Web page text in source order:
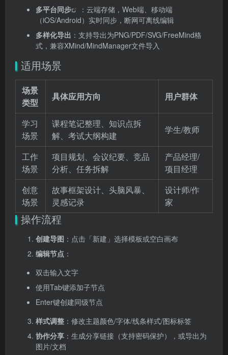
多平台同步
：云端存储，Web端、移动端
（iOS/Android）实时同步，断网可离线编辑
多样化导出 ：支持导出为PNG/PDF/SVG/FreeMind格
式，兼容XMind/MindManager文件导入
适用场景
场景
类型
具体应用方向 用户群体
学习
场景
课程笔记整理、知识点拆
解、考试大纲构建
学生/教师
工作
场景
项目规划、会议纪要、竞品
分析、任务拆解
产品经理/
项目经理
创意
场景
故事框架设计、头脑风暴、
灵感记录
设计师/作
家
操作流程
创建导图 ：点击「新建」选择模板或空白画布
编辑节点 ：
双击输入文字
使用Tab键添加子节点
Enter键创建同级节点
样式调整 ：修改主题颜色/字体/线条样式/图标标签
协作分享 ：生成分享链接（支持密码保护），或导出为
图片/文档